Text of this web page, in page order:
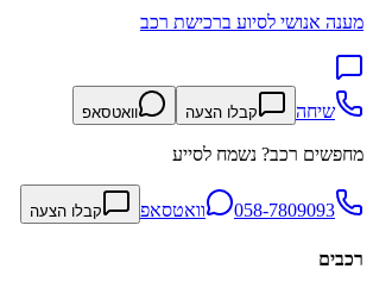
מענה אנושי לסיוע ברכישת רכב
שיחה קבלו הצעה וואטסאפ
מחפשים רכב? נשמח לסייע
058-7809093 וואטסאפ קבלו הצעה
רכבים